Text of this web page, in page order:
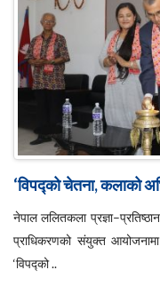
‘विपद्को चेतना, कलाको
नेपाल ललितकला
प्राधिकरणको संयुक्त
‘विपद्को ..